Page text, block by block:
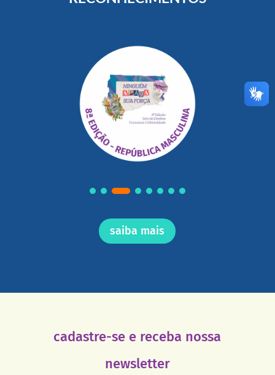
saiba mais
cadastre-se e receba nossa
newsletter